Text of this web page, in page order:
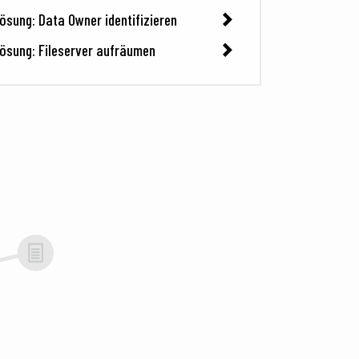
Data Owner identifizieren
Fileserver aufräumen